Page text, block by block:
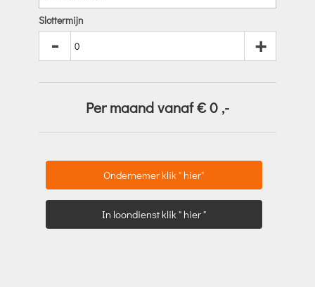
Slottermijn
- +
Per maand vanaf €0 ,-
Ondernemer klik " hier"
In loondienst klik " hier "